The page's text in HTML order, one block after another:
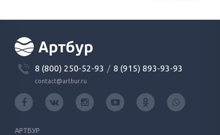
8 (800) 250-52-93 / 8 (915) 893-93-93
contact@artbur.ru
АРТБУР